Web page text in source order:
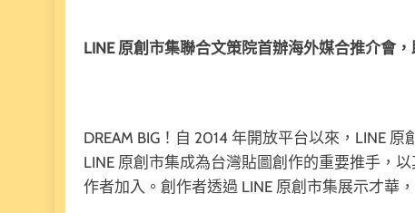
LINE 原創市集聯合文策院首辦海外媒合推介會
DREAM BIG！自 2014 年開放平台以來，LINE
LINE 原創市集成為台灣貼圖創作的重要推手，
作者加入。創作者透過 LINE 原創市集展示才華